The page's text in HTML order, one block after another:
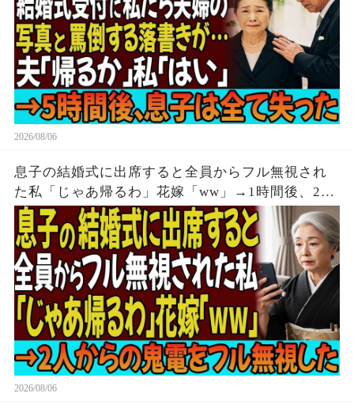
2026/08/06
息子の結婚式に出席すると全員からフル無視され
た私「じゃあ帰るわ」花嫁「ww」→1時間後、2人
からの鬼電をフル無視した
2026/08/06